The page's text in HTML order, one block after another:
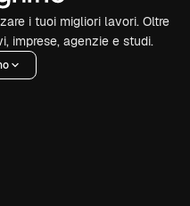
i tuoi migliori lavori. Oltre
imprese, agenzie e studi.